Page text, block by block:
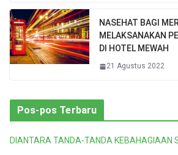
NASEHAT BAGI
MELAKSANAKAN
DI HOTEL MEWAH
21 Agustus 2022
Pos-pos Terbaru
DIANTARA TANDA-TANDA KEBAHAGIAAN